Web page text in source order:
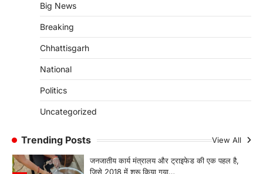
Big News
Breaking
Chhattisgarh
National
Politics
Uncategorized
Trending Posts View All
CHHATTISGARH
More Khabar August 6, 2026
CHHATTISGARH
More Khabar August 6, 2026
जनजातीय कार्य मंत्रालय और ट्राइफेड की एक पहल है,
जिसे 2018 में शुरू किया गया…